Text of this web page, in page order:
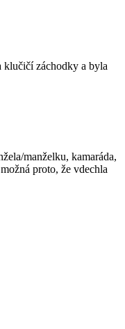
klučičí záchodky a byla
manželku, kamaráda,
proto, že vdechla